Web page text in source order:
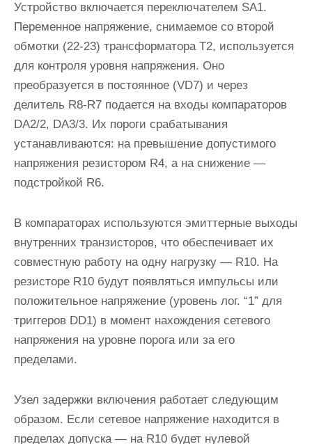
Устройство включается переключателем SA1.
Переменное напряжение, снимаемое со второй
обмотки (22-23) трансформатора Т2, используется
для контроля уровня напряжения. Оно
преобразуется в постоянное (VD7) и через
делитель R8-R7 подается на входы компараторов
DA2/2, DA3/3. Их пороги срабатывания
устанавливаются: на превышение допустимого
напряжения резистором R4, а на снижение —
подстройкой R6.
В компараторах используются эмиттерные выходы
внутренних транзисторов, что обеспечивает их
совместную работу на одну нагрузку — R10. На
резисторе R10 будут появляться импульсы или
положительное напряжение (уровень лог. “1” для
триггеров DD1) в момент нахождения сетевого
напряжения на уровне порога или за его
пределами.
Узел задержки включения работает следующим
образом. Если сетевое напряжение находится в
пределах допуска — на R10 будет нулевой